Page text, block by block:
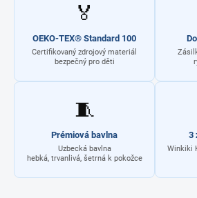
🏅
OEKO-TEX® Standard 100
Certifikovaný zdrojový materiál
bezpečný pro děti
🧵
Prémiová bavlna
Uzbecká bavlna
hebká, trvanlivá, šetrná k pokožce
3
Winkiki